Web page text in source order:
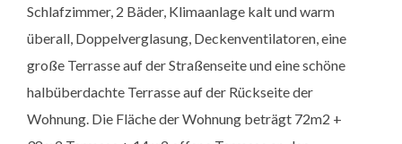
Schlafzimmer, 2 Bäder, Klimaanlage kalt und warm
überall, Doppelverglasung, Deckenventilatoren, eine
große Terrasse auf der Straßenseite und eine schöne
halbüberdachte Terrasse auf der Rückseite der
Wohnung. Die Fläche der Wohnung beträgt 72m2 +